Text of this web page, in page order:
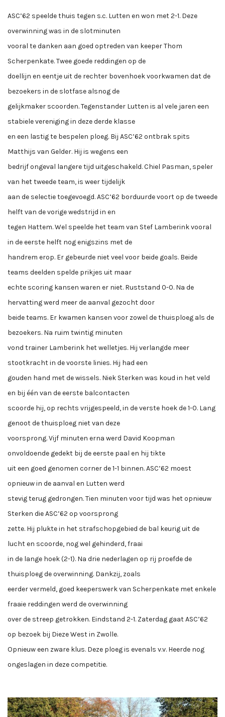
ASC’62 speelde thuis tegen s.c. Lutten en won met 2-1. Deze
overwinning was in de slotminuten
vooral te danken aan goed optreden van keeper Thom
Scherpenkate. Twee goede reddingen op de
doellijn en eentje uit de rechter bovenhoek voorkwamen dat de
bezoekers in de slotfase alsnog de
gelijkmaker scoorden. Tegenstander Lutten is al vele jaren een
stabiele vereniging in deze derde klasse
en een lastig te bespelen ploeg. Bij ASC’62 ontbrak spits
Matthijs van Gelder. Hij is wegens een
bedrijf ongeval langere tijd uitgeschakeld. Chiel Pasman, speler
van het tweede team, is weer tijdelijk
aan de selectie toegevoegd. ASC’62 borduurde voort op de tweede
helft van de vorige wedstrijd in en
tegen Hattem. Wel speelde het team van Stef Lamberink vooral
in de eerste helft nog enigszins met de
handrem erop. Er gebeurde niet veel voor beide goals. Beide
teams deelden spelde prikjes uit maar
echte scoring kansen waren er niet. Ruststand 0-0. Na de
hervatting werd meer de aanval gezocht door
beide teams. Er kwamen kansen voor zowel de thuisploeg als de
bezoekers. Na ruim twintig minuten
vond trainer Lamberink het welletjes. Hij verlangde meer
stootkracht in de voorste linies. Hij had een
gouden hand met de wissels. Niek Sterken was koud in het veld
en bij één van de eerste balcontacten
scoorde hij, op rechts vrijgespeeld, in de verste hoek de 1-0. Lang
genoot de thuisploeg niet van deze
voorsprong. Vijf minuten erna werd David Koopman
onvoldoende gedekt bij de eerste paal en hij tikte
uit een goed genomen corner de 1-1 binnen. ASC’62 moest
opnieuw in de aanval en Lutten werd
stevig terug gedrongen. Tien minuten voor tijd was het opnieuw
Sterken die ASC’62 op voorsprong
zette. Hij plukte in het strafschopgebied de bal keurig uit de
lucht en scoorde, nog wel gehinderd, fraai
in de lange hoek (2-1). Na drie nederlagen op rij proefde de
thuisploeg de overwinning. Dankzij, zoals
eerder vermeld, goed keeperswerk van Scherpenkate met enkele
fraaie reddingen werd de overwinning
over de streep getrokken. Eindstand 2-1. Zaterdag gaat ASC’62
op bezoek bij Dieze West in Zwolle.
Opnieuw een zware klus. Deze ploeg is evenals v.v. Heerde nog
ongeslagen in deze competitie.